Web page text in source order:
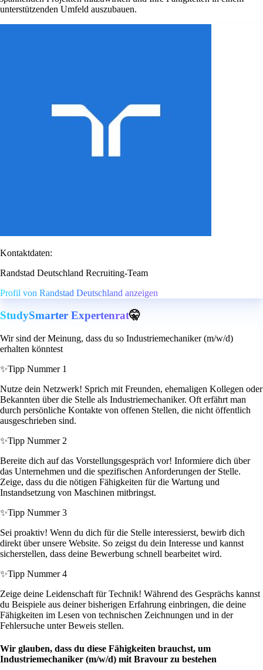
unterstützenden Umfeld auszubauen.
Kontaktdaten:
Randstad Deutschland Recruiting-Team
Profil von Randstad Deutschland anzeigen
StudySmarter Expertenrat🤫
Wir sind der Meinung, dass du so Industriemechaniker (m/w/d)
erhalten könntest
✨Tipp Nummer 1
Nutze dein Netzwerk! Sprich mit Freunden, ehemaligen Kollegen oder
Bekannten über die Stelle als Industriemechaniker. Oft erfährt man
durch persönliche Kontakte von offenen Stellen, die nicht öffentlich
ausgeschrieben sind.
✨Tipp Nummer 2
Bereite dich auf das Vorstellungsgespräch vor! Informiere dich über
das Unternehmen und die spezifischen Anforderungen der Stelle.
Zeige, dass du die nötigen Fähigkeiten für die Wartung und
Instandsetzung von Maschinen mitbringst.
✨Tipp Nummer 3
Sei proaktiv! Wenn du dich für die Stelle interessierst, bewirb dich
direkt über unsere Website. So zeigst du dein Interesse und kannst
sicherstellen, dass deine Bewerbung schnell bearbeitet wird.
✨Tipp Nummer 4
Zeige deine Leidenschaft für Technik! Während des Gesprächs kannst
du Beispiele aus deiner bisherigen Erfahrung einbringen, die deine
Fähigkeiten im Lesen von technischen Zeichnungen und in der
Fehlersuche unter Beweis stellen.
Wir glauben, dass du diese Fähigkeiten brauchst, um
Industriemechaniker (m/w/d) mit Bravour zu bestehen